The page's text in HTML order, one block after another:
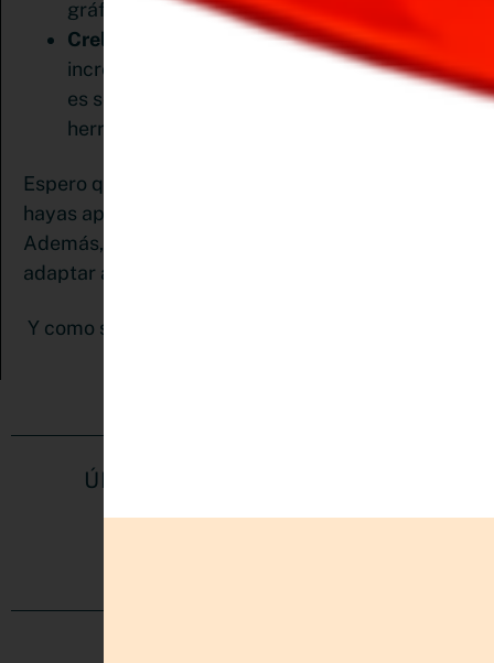
gráficos para crear diseños encantadores.
Crello
es otra herramienta gratuita
increíblemente similar a Canva. (Aunque no
es socio de Pinterest) también es muy buena
herramienta.
Espero que todos estos consejos te sirvan y que
hayas aprendido a crear pines en Pinterest.
Además, he creado un
adaptar a tu marca y estilo. Úsalas.
Y como siempre te digo, nos vemos en Pinterest
ÚNETE A MI COMUNIDAD EN